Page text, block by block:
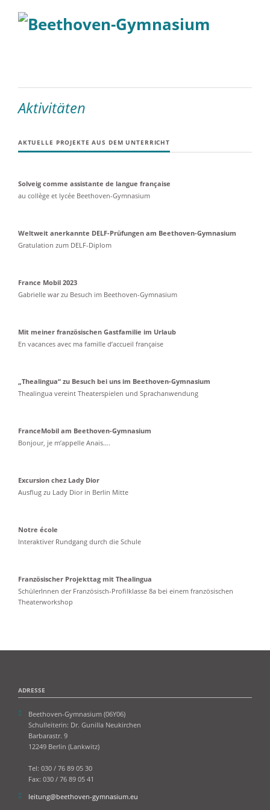
Aktivitäten
AKTUELLE PROJEKTE AUS DEM UNTERRICHT
Solveig comme assistante de langue française
au collège et lycée Beethoven-Gymnasium
Weltweit anerkannte DELF-Prüfungen am Beethoven-Gymnasium
Gratulation zum DELF-Diplom
France Mobil 2023
Gabrielle war zu Besuch im Beethoven-Gymnasium
Mit meiner französischen Gastfamilie im Urlaub
En vacances avec ma famille d’accueil française
„Thealingua“ zu Besuch bei uns im Beethoven-Gymnasium
Thealingua vereint Theaterspielen und Sprachanwendung
FranceMobil am Beethoven-Gymnasium
Bonjour, je m’appelle Anais….
Excursion chez Lady Dior
Ausflug zu Lady Dior in Berlin Mitte
Notre école
Interaktiver Rundgang durch die Schule
Französischer Projekttag mit Thealingua
SchülerInnen der Französisch-Profilklasse 8a bei einem französischen
Theaterworkshop
ADRESSE
Beethoven-Gymnasium (06Y06)
Schulleiterin: Dr. Gunilla Neukirchen
Barbarastr. 9
12249 Berlin (Lankwitz)
Tel: 030 / 76 89 05 30
Fax: 030 / 76 89 05 41
leitung@beethoven-gymnasium.eu